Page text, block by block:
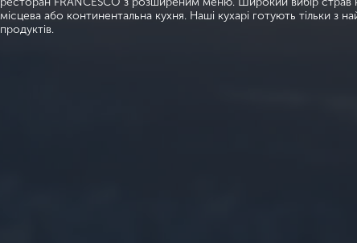
місцева або континентальна кухня. Наші кухарі готують тільки з
продуктів.